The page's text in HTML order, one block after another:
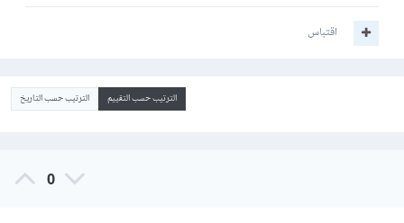
اقتباس
الترتيب حسب التقييم الترتيب حسب التاريخ
0